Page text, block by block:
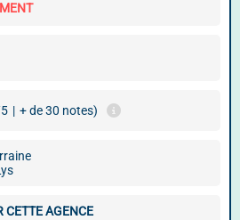
| + de 30 notes)
CETTE AGENCE